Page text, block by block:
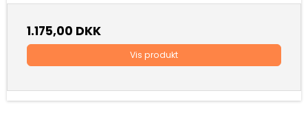
1.175,00 DKK
Vis produkt